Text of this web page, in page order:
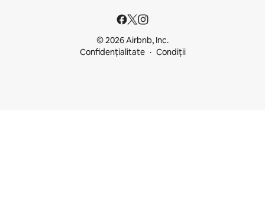
© 2026 Airbnb, Inc.
Confidențialitate
Condiții